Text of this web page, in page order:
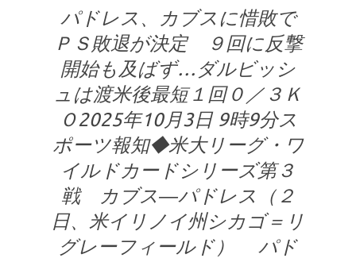
パドレス、カブスに惜敗で
ＰＳ敗退が決定 ９回に反撃
開始も及ばず…ダルビッシ
ュは渡米後最短１回０／３Ｋ
Ｏ2025年10月3日 9時9分ス
ポーツ報知◆米大リーグ・ワ
イルドカードシリーズ第３
戦 カブス―パドレス（２
日、米イリノイ州シカゴ＝リ
グレーフィールド） パド